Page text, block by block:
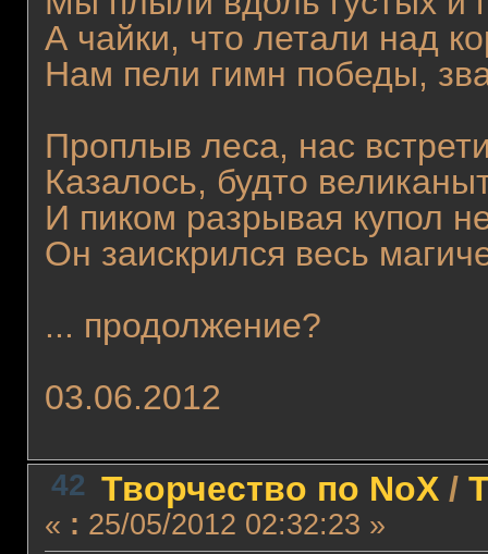
А чайки, что летали над
Нам пели гимн победы,
Проплыв леса, нас
Казалось, будто
И пиком разрывая купол
Он заискрился весь
... продолжение?
03.06.2012
42 Творчество по NoX/
« : 25/05/2012 02:32:23 »